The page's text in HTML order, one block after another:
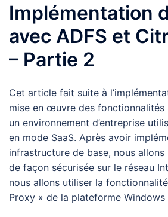
Implémentation
avec ADFS et
– Partie 2
Cet article fait suite à
mise en œuvre des fonctionnalités
un environnement d’entreprise
en mode SaaS. Après avoir
infrastructure de base, nous
de façon sécurisée sur le réseau
nous allons utiliser la
Proxy » de la plateforme Windows